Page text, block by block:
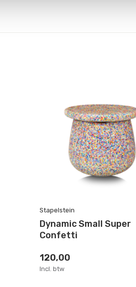
Stapelstein
Dynamic Small Super
Confetti
120,00
Incl. btw